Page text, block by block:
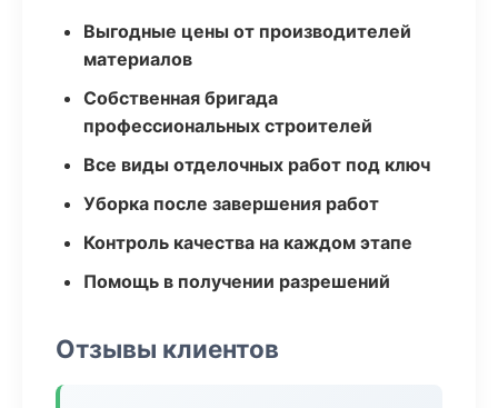
Выгодные цены от производителей
материалов
Собственная бригада
профессиональных строителей
Все виды отделочных работ под ключ
Уборка после завершения работ
Контроль качества на каждом этапе
Помощь в получении разрешений
Отзывы клиентов